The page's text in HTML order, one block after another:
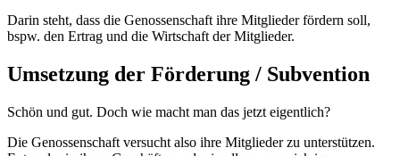
Darin steht, dass die Genossenschaft ihre Mitglieder fördern soll,
bspw. den Ertrag und die Wirtschaft der Mitglieder.
Umsetzung der Förderung / Subvention
Schön und gut. Doch wie macht man das jetzt eigentlich?
Die Genossenschaft versucht also ihre Mitglieder zu unterstützen.